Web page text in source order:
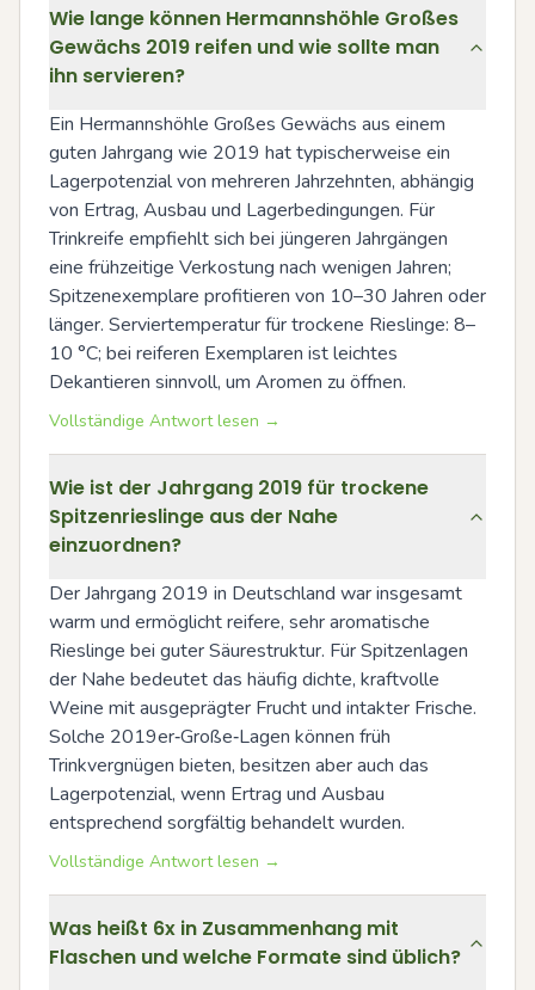
Wie lange können Hermannshöhle Großes
Gewächs 2019 reifen und wie sollte man
ihn servieren?
Ein Hermannshöhle Großes Gewächs aus einem
guten Jahrgang wie 2019 hat typischerweise ein
Lagerpotenzial von mehreren Jahrzehnten, abhängig
von Ertrag, Ausbau und Lagerbedingungen. Für
Trinkreife empfiehlt sich bei jüngeren Jahrgängen
eine frühzeitige Verkostung nach wenigen Jahren;
Spitzenexemplare profitieren von 10–30 Jahren oder
länger. Serviertemperatur für trockene Rieslinge: 8–
10 °C; bei reiferen Exemplaren ist leichtes
Dekantieren sinnvoll, um Aromen zu öffnen.
Vollständige Antwort lesen →
Wie ist der Jahrgang 2019 für trockene
Spitzenrieslinge aus der Nahe
einzuordnen?
Der Jahrgang 2019 in Deutschland war insgesamt
warm und ermöglicht reifere, sehr aromatische
Rieslinge bei guter Säurestruktur. Für Spitzenlagen
der Nahe bedeutet das häufig dichte, kraftvolle
Weine mit ausgeprägter Frucht und intakter Frische.
Solche 2019er‑Große‑Lagen können früh
Trinkvergnügen bieten, besitzen aber auch das
Lagerpotenzial, wenn Ertrag und Ausbau
entsprechend sorgfältig behandelt wurden.
Vollständige Antwort lesen →
Was heißt 6x in Zusammenhang mit
Flaschen und welche Formate sind üblich?